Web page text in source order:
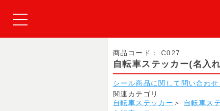
商品コード： C027
自転車ステッカー(名
シール商品に関して問い合わ
関連カテゴリ
自転車ステッカー ＞
自転車ス